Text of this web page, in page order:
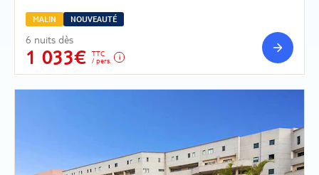
MALIN NOUVEAUTÉ
6 nuits dès
1 033€
TTC
/ pers.